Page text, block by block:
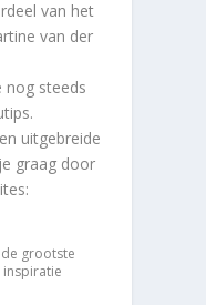
van het
van der
nog steeds
uitgebreide
graag door
de grootste
inspiratie